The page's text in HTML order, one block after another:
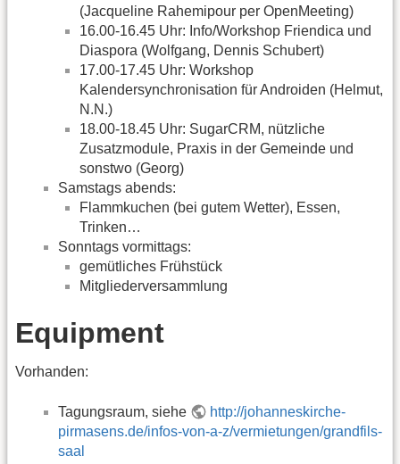
(Jacqueline Rahemipour per OpenMeeting)
16.00-16.45 Uhr: Info/Workshop Friendica und
Diaspora (Wolfgang, Dennis Schubert)
17.00-17.45 Uhr: Workshop
Kalendersynchronisation für Androiden (Helmut,
N.N.)
18.00-18.45 Uhr: SugarCRM, nützliche
Zusatzmodule, Praxis in der Gemeinde und
sonstwo (Georg)
Samstags abends:
Flammkuchen (bei gutem Wetter), Essen,
Trinken…
Sonntags vormittags:
gemütliches Frühstück
Mitgliederversammlung
Equipment
Vorhanden:
Tagungsraum, siehe
http://johanneskirche-
pirmasens.de/infos-von-a-z/vermietungen/grandfils-
saal